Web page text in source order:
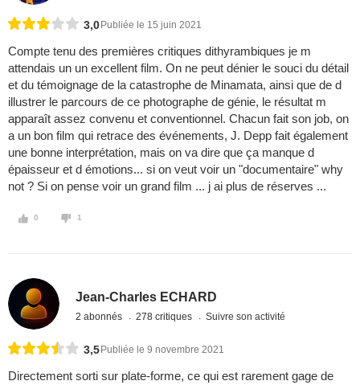
3,0 Publiée le 15 juin 2021
Compte tenu des premières critiques dithyrambiques je m
attendais un un excellent film. On ne peut dénier le souci du détail
et du témoignage de la catastrophe de Minamata, ainsi que de d
illustrer le parcours de ce photographe de génie, le résultat m
apparaît assez convenu et conventionnel. Chacun fait son job, on
a un bon film qui retrace des événements, J. Depp fait également
une bonne interprétation, mais on va dire que ça manque d
épaisseur et d émotions... si on veut voir un "documentaire" why
not ? Si on pense voir un grand film ... j ai plus de réserves ...
0 1
Jean-Charles ECHARD
2 abonnés 278 critiques Suivre son activité
3,5 Publiée le 9 novembre 2021
Directement sorti sur plate-forme, ce qui est rarement gage de